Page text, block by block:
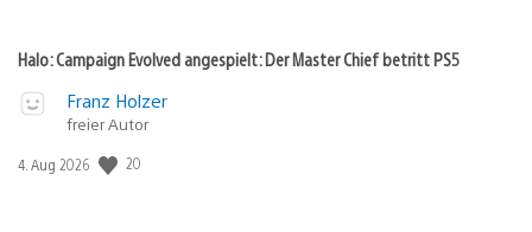
Halo: Campaign Evolved angespielt: Der Master Chief betritt PS5
Franz Holzer
freier Autor
Veröffentlichungsdatum:
4. Aug 2026 20